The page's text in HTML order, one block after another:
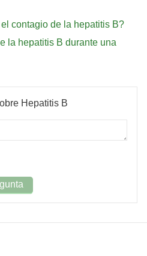
contagio de la hepatitis B?
la hepatitis B durante una
Hepatitis B